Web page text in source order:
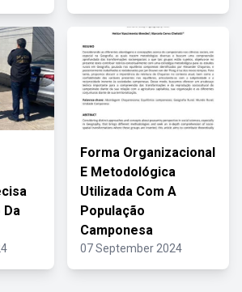
Da
Forma Organizacional
E Metodológica
Utilizada Com A
População
Camponesa
07 September 2024